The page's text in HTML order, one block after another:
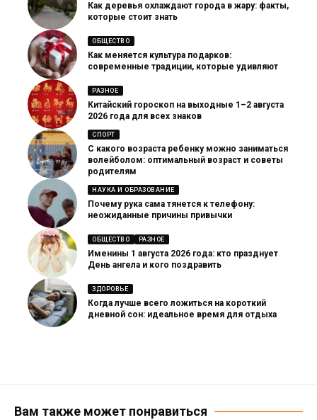
Как деревья охлаждают города в жару: факты,
которые стоит знать
ОБЩЕСТВО
Как меняется культура подарков:
современные традиции, которые удивляют
РАЗНОЕ
Китайский гороскоп на выходные 1–2 августа
2026 года для всех знаков
СПОРТ
С какого возраста ребенку можно заниматься
волейболом: оптимальный возраст и советы
родителям
НАУКА И ОБРАЗОВАНИЕ
Почему рука сама тянется к телефону:
неожиданные причины привычки
ОБЩЕСТВО РАЗНОЕ
Именины 1 августа 2026 года: кто празднует
День ангела и кого поздравить
ЗДОРОВЬЕ
Когда лучше всего ложиться на короткий
дневной сон: идеальное время для отдыха
Вам также может понравиться